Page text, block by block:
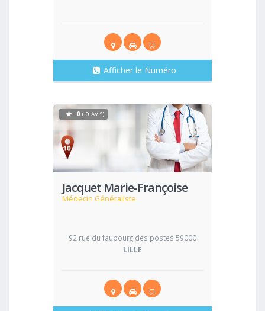
Afficher le Numéro
Jacquet Marie-Françoise
Médecin Généraliste
Voir
0 ( 0 AVIS)
92 rue du faubourg des postes 59000
LILLE